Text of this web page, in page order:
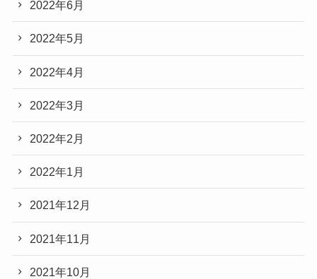
2022年6月
2022年5月
2022年4月
2022年3月
2022年2月
2022年1月
2021年12月
2021年11月
2021年10月